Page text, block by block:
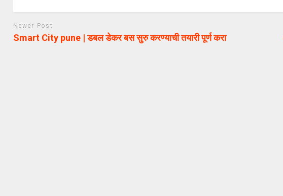
Newer Post
Smart City pune | डबल डेकर बस सुरु करण्याची तयारी पूर्ण करा